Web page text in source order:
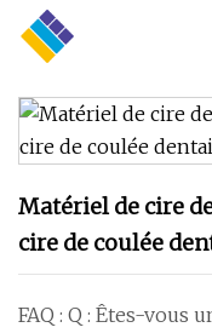
Matériel de cire
cire de coulée
FAQ : Q : Êtes-vous